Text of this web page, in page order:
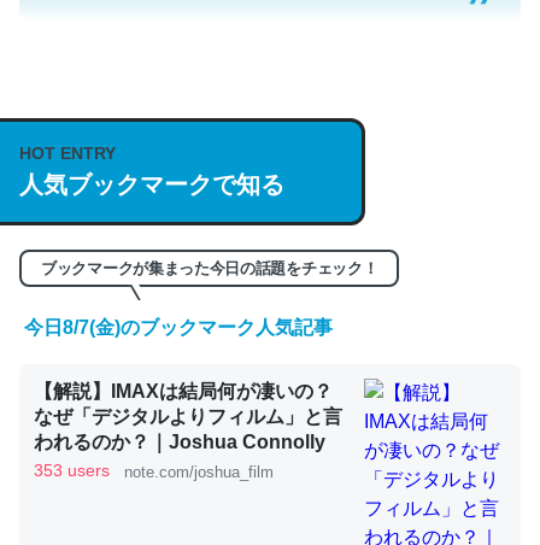
説してる記事が少ないので貴重な良記事。/続編来た
https://isobe324649.hatenablog.com/entry/2023/03/27
/064121
─GPTの仕組みと限界についての考察（１） - conceptualization
くらい。小説でいう「ずっと前の伏線」は回収されないけ
ど、短期記憶というには多い分量。進化すればするほど分
かりやすく強くなりそう
HOT ENTRY
人気ブックマークで知る
ブックマークが集まった今日の話題をチェック！
今日8/7(金)のブックマーク人気記事
【解説】IMAXは結局何が凄いの？
なぜ「デジタルよりフィルム」と言
われるのか？｜Joshua Connolly
353 users note.com/joshua_film